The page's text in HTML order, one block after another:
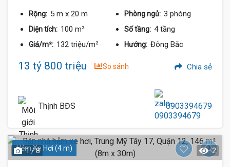
Rộng: 5 m x 20 m Phòng ngủ: 3 phòng
Diện tích: 100 m² Số tầng: 4 tầng
Giá/m²: 132 triệu/m² Hướng: Đông Bắc
13 tỷ 800 triệu So sánh Chia sẻ
Thịnh BĐS 0903394679
Hẻm Xe Hơi (4 m)
1 / 8 2